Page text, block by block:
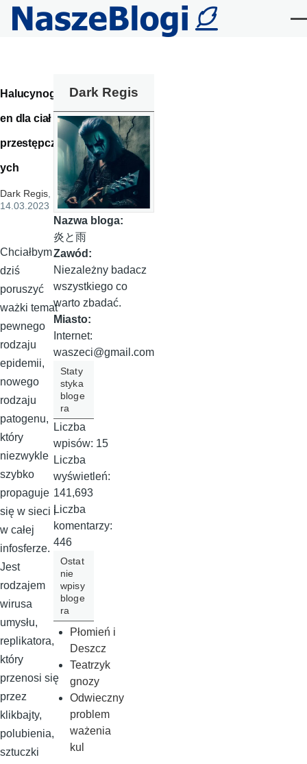
Przejdź do treści
Halucynog
en dla ciał
przestępcz
ych
Dark Regis,
14.03.2023
Chciałbym
dziś
poruszyć
ważki temat
pewnego
rodzaju
epidemii,
nowego
rodzaju
patogenu,
który
niezwykle
szybko
propaguje
się w sieci i
w całej
infosferze.
Jest
rodzajem
wirusa
umysłu,
replikatora,
który
przenosi się
przez
klikbajty,
polubienia,
sztuczki
Dark Regis
Nazwa bloga:
炎と雨
Zawód:
Niezależny badacz
wszystkiego co
warto zbadać.
Miasto:
Internet:
waszeci@gmail.com
Staty
styka
bloge
ra
Liczba
wpisów: 15
Liczba
wyświetleń:
141,693
Liczba
komentarzy:
446
Ostat
nie
wpisy
bloge
ra
Płomień i
Deszcz
Teatrzyk
gnozy
Odwieczny
problem
ważenia
kul